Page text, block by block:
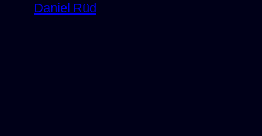
Daniel Rüd